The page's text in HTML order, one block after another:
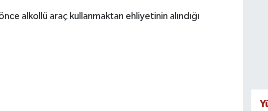
alkollü araç kullanmaktan ehliyetinin alındığı